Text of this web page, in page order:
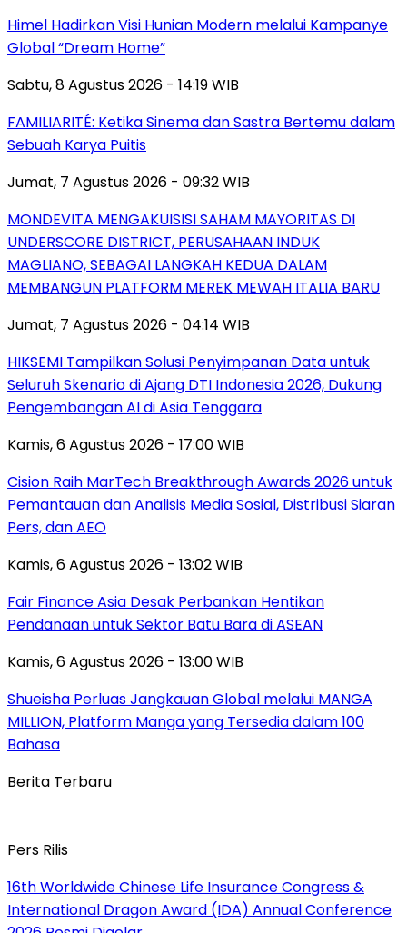
Himel Hadirkan Visi Hunian Modern melalui Kampanye
Global “Dream Home”
Sabtu, 8 Agustus 2026 - 14:19 WIB
FAMILIARITÉ: Ketika Sinema dan Sastra Bertemu dalam
Sebuah Karya Puitis
Jumat, 7 Agustus 2026 - 09:32 WIB
MONDEVITA MENGAKUISISI SAHAM MAYORITAS DI
UNDERSCORE DISTRICT, PERUSAHAAN INDUK
MAGLIANO, SEBAGAI LANGKAH KEDUA DALAM
MEMBANGUN PLATFORM MEREK MEWAH ITALIA BARU
Jumat, 7 Agustus 2026 - 04:14 WIB
HIKSEMI Tampilkan Solusi Penyimpanan Data untuk
Seluruh Skenario di Ajang DTI Indonesia 2026, Dukung
Pengembangan AI di Asia Tenggara
Kamis, 6 Agustus 2026 - 17:00 WIB
Cision Raih MarTech Breakthrough Awards 2026 untuk
Pemantauan dan Analisis Media Sosial, Distribusi Siaran
Pers, dan AEO
Kamis, 6 Agustus 2026 - 13:02 WIB
Fair Finance Asia Desak Perbankan Hentikan
Pendanaan untuk Sektor Batu Bara di ASEAN
Kamis, 6 Agustus 2026 - 13:00 WIB
Shueisha Perluas Jangkauan Global melalui MANGA
MILLION, Platform Manga yang Tersedia dalam 100
Bahasa
Berita Terbaru
Pers Rilis
16th Worldwide Chinese Life Insurance Congress &
International Dragon Award (IDA) Annual Conference